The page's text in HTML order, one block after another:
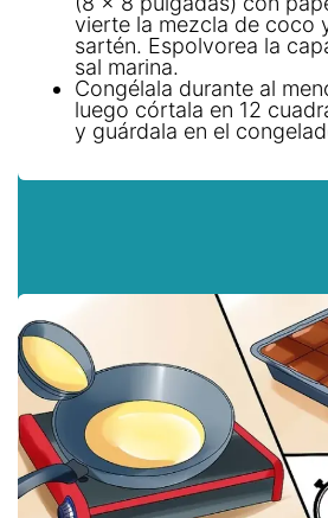
vierte la mezcla de coco
sartén. Espolvorea la
sal marina.
Congélala durante al
luego córtala en 12
y guárdala en el